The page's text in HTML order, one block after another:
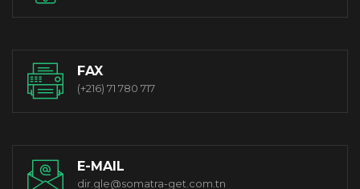
FAX
(+216) 71 780 717
E-MAIL
dir.gle@somatra-get.com.tn